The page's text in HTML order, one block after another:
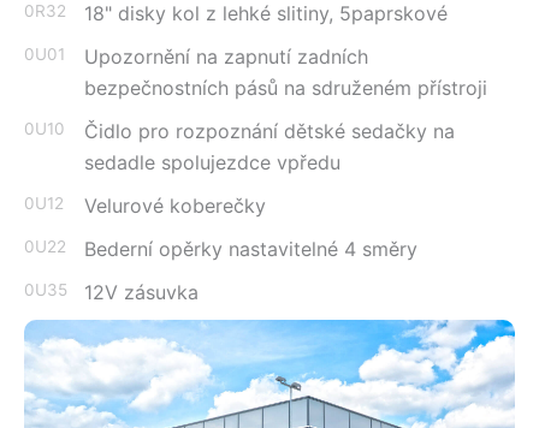
0R32 18" disky kol z lehké slitiny, 5paprskové
0U01
Upozornění na zapnutí zadních
bezpečnostních pásů na sdruženém přístroji
0U10
Čidlo pro rozpoznání dětské sedačky na
sedadle spolujezdce vpředu
0U12 Velurové koberečky
0U22 Bederní opěrky nastavitelné 4 směry
0U35 12V zásuvka